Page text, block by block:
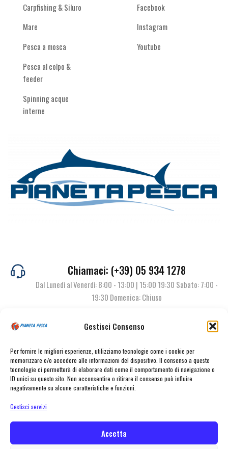
Gestisci Consenso
Per fornire le migliori esperienze, utilizziamo tecnologie come i cookie per
memorizzare e/o accedere alle informazioni del dispositivo. Il consenso a queste
tecnologie ci permetterà di elaborare dati come il comportamento di navigazione o
ID unici su questo sito. Non acconsentire o ritirare il consenso può influire
negativamente su alcune caratteristiche e funzioni.
Gestisci servizi
Accetta
Carpfishing & Siluro
Mare
Pesca a mosca
Pesca al colpo &
feeder
Spinning acque
interne
Facebook
Instagram
Youtube
Chiamaci: (+39) 05 934 1278
Dal Lunedì al Venerdì: 8:00 - 13:00 | 15:00 19:30 Sabato: 7:00 -
19:30 Domenica: Chiuso
© Pianeta Pesca Viale Marcello Finzi, 563 41122 Modena (MO) | P.I.